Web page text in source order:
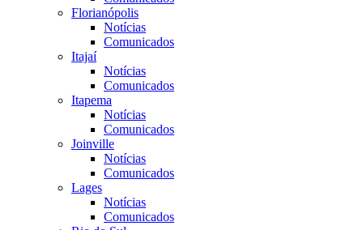
Florianópolis
Notícias
Comunicados
Itajaí
Notícias
Comunicados
Itapema
Notícias
Comunicados
Joinville
Notícias
Comunicados
Lages
Notícias
Comunicados